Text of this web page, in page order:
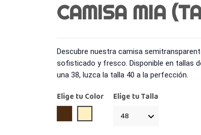
CAMISA MIA
Descubre nuestra camisa
sofisticado y fresco. Disponible en tallas
una 38, luzca la talla 40 a la perfección.
Elige tu Color
Elige tu Talla